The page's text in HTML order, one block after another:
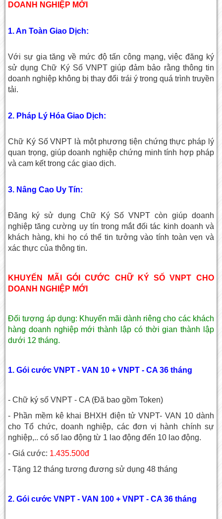
DOANH NGHIỆP MỚI
1.An Toàn Giao Dịch:
Với sự gia tăng về mức độ tấn công mạng, việc đăng ký
sử dụng Chữ Ký Số VNPT giúp đảm bảo rằng thông tin
doanh nghiệp không bị thay đổi trái ý trong quá trình truyền
tải.
2. Pháp Lý Hóa Giao Dịch:
Chữ Ký Số VNPT là một phương tiện chứng thực pháp lý
quan trọng, giúp doanh nghiệp chứng minh tính hợp pháp
và cam kết trong các giao dịch.
3. Nâng Cao Uy Tín:
Đăng ký sử dụng Chữ Ký Số VNPT còn giúp doanh
nghiệp tăng cường uy tín trong mắt đối tác kinh doanh và
khách hàng, khi họ có thể tin tưởng vào tính toàn vẹn và
xác thực của thông tin.
KHUYẾN MÃI GÓI CƯỚC CHỮ KÝ SỐ VNPT CHO
DOANH NGHIỆP MỚI
Đối tượng áp dụng: Khuyến mãi dành riêng cho các khách
hàng doanh nghiệp mới thành lập có thời gian thành lập
dưới 12 tháng.
1. Gói cước VNPT - VAN 10 + VNPT - CA 36 tháng
- Chữ ký số VNPT - CA (Đã bao gồm Token)
- Phần mềm kê khai BHXH điện tử VNPT- VAN 10 dành
cho Tổ chức, doanh nghiệp, các đơn vị hành chính sự
nghiệp,.. có số lao động từ 1 lao động đến 10 lao động.
- Giá cước: 1.435.500đ
- Tặng 12 tháng tương đương sử dụng 48 tháng
2. Gói cước VNPT - VAN 100 + VNPT - CA 36 tháng